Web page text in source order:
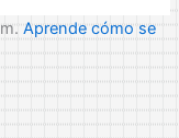
Aprende cómo se